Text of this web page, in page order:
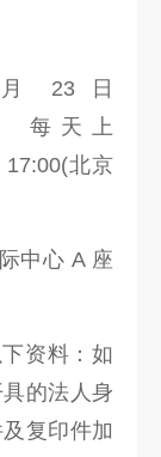
23 日
每天上
北京
中心 A 座
资料：如
的法人身
复印件加